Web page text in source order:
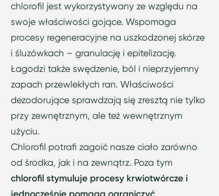
chlorofil jest wykorzystywany ze względu na
swoje właściwości gojące. Wspomaga
procesy regeneracyjne na uszkodzonej skórze
i śluzówkach – granulację i epitelizację.
Łagodzi także swędzenie, ból i nieprzyjemny
zapach przewlekłych ran. Właściwości
dezodorujące sprawdzają się zresztą nie tylko
przy zewnętrznym, ale też wewnętrznym
użyciu.
Chlorofil potrafi zagoić nasze ciało zarówno
od środka, jak i na zewnątrz. Poza tym
chlorofil stymuluje procesy krwiotwórcze i